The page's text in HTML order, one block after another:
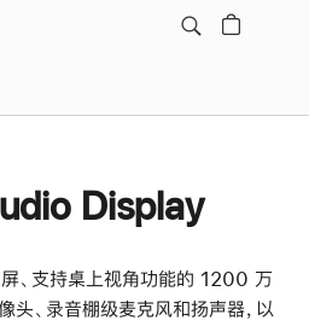
Display
、支持桌上视角功能的 1200 万
、录音棚级麦克风和扬声器，以